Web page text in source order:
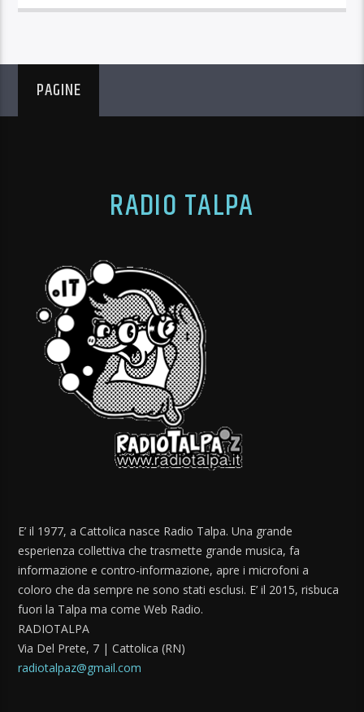
PAGINE
RADIO TALPA
E’ il 1977, a Cattolica nasce Radio Talpa. Una grande
esperienza collettiva che trasmette grande musica, fa
informazione e contro-informazione, apre i microfoni a
coloro che da sempre ne sono stati esclusi. E’ il 2015, risbuca
fuori la Talpa ma come Web Radio.
RADIOTALPA
Via Del Prete, 7 | Cattolica (RN)
radiotalpaz@gmail.com